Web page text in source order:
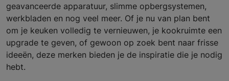
geavanceerde apparatuur, slimme opbergsystemen,
werkbladen en nog veel meer. Of je nu van plan bent
om je keuken volledig te vernieuwen, je kookruimte een
upgrade te geven, of gewoon op zoek bent naar frisse
ideeën, deze merken bieden je de inspiratie die je nodig
hebt.